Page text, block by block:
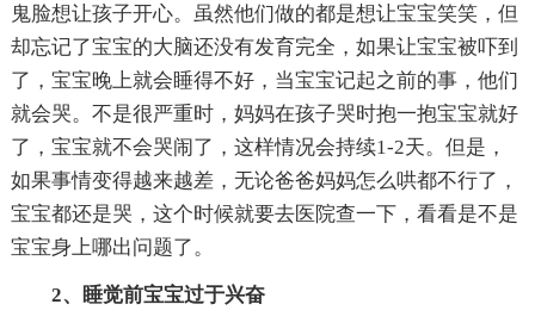
鬼脸想让孩子开心。虽然他们做的都是想让宝宝笑笑，但
却忘记了宝宝的大脑还没有发育完全，如果让宝宝被吓到
了，宝宝晚上就会睡得不好，当宝宝记起之前的事，他们
就会哭。不是很严重时，妈妈在孩子哭时抱一抱宝宝就好
了，宝宝就不会哭闹了，这样情况会持续1-2天。但是，
如果事情变得越来越差，无论爸爸妈妈怎么哄都不行了，
宝宝都还是哭，这个时候就要去医院查一下，看看是不是
宝宝身上哪出问题了。
2、睡觉前宝宝过于兴奋